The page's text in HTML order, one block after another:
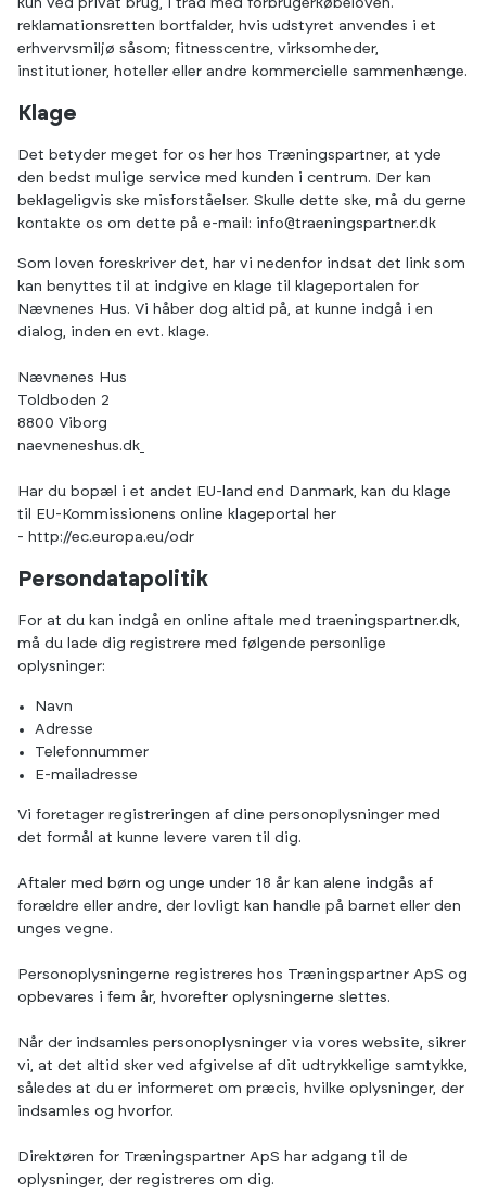
kun ved privat brug, i tråd med forbrugerkøbeloven.
reklamationsretten bortfalder, hvis udstyret anvendes i et
erhvervsmiljø såsom; fitnesscentre, virksomheder,
institutioner, hoteller eller andre kommercielle sammenhænge.
Klage
Det betyder meget for os her hos Træningspartner, at yde
den bedst mulige service med kunden i centrum. Der kan
beklageligvis ske misforståelser. Skulle dette ske, må du gerne
kontakte os om dette på e-mail: info@traeningspartner.dk
Som loven foreskriver det, har vi nedenfor indsat det link som
kan benyttes til at indgive en klage til klageportalen for
Nævnenes Hus. Vi håber dog altid på, at kunne indgå i en
dialog, inden en evt. klage.
Nævnenes Hus
Toldboden 2
8800 Viborg
naevneneshus.dk
Har du bopæl i et andet EU-land end Danmark, kan du klage
til EU-Kommissionens online klageportal her
- http://ec.europa.eu/odr
Persondatapolitik
For at du kan indgå en online aftale med traeningspartner.dk,
må du lade dig registrere med følgende personlige
oplysninger:
Navn
Adresse
Telefonnummer
E-mailadresse
Vi foretager registreringen af dine personoplysninger med
det formål at kunne levere varen til dig.
Aftaler med børn og unge under 18 år kan alene indgås af
forældre eller andre, der lovligt kan handle på barnet eller den
unges vegne.
Personoplysningerne registreres hos Træningspartner ApS og
opbevares i fem år, hvorefter oplysningerne slettes.
Når der indsamles personoplysninger via vores website, sikrer
vi, at det altid sker ved afgivelse af dit udtrykkelige samtykke,
således at du er informeret om præcis, hvilke oplysninger, der
indsamles og hvorfor.
Direktøren for Træningspartner ApS har adgang til de
oplysninger, der registreres om dig.